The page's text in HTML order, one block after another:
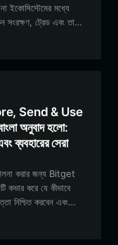
ইকোসিস্টেমের মধ্যে
ট্রেড এবং তাতে
Send & Use
অনুবাদ হলো:
ব্যবহারের সেরা
করার জন্য Bitget
কভার করে যে কীভাবে
নিশ্চিত করবেন এবং
অংশগ্রহণ করবেন।